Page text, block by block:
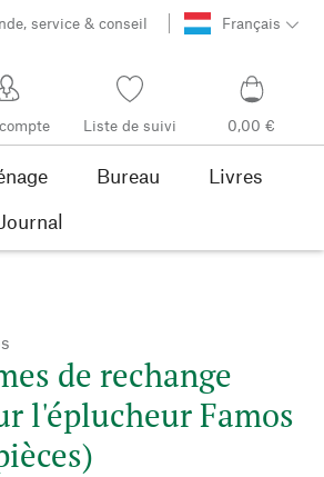
service & conseil Français
Liste de suivi 0,00 €
Bureau
Livres
Journal
de rechange
l'éplucheur Famos